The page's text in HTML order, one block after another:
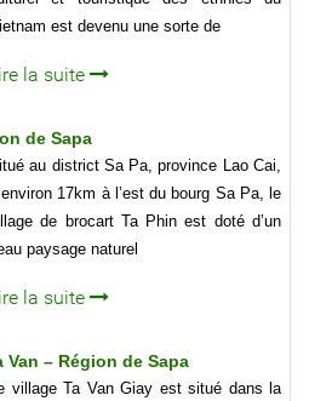
est devenu une sorte de
la suite
de Sapa
au district Sa Pa, province Lao Cai,
17km à l’est du bourg Sa Pa, le
de brocart Ta Phin est doté d’un
paysage naturel
la suite
Van – Région de Sapa
village Ta Van Giay est situé dans la